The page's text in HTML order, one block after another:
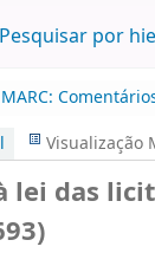
Pesquisar por
Visualização
lei das